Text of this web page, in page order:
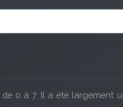
0 à 7. Il a été largement